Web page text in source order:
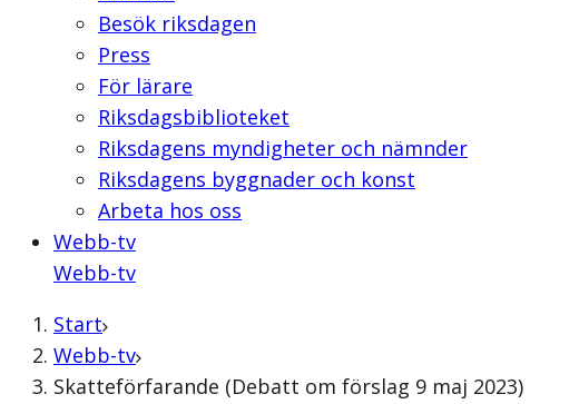
Besök riksdagen
Press
För lärare
Riksdagsbiblioteket
Riksdagens myndigheter och nämnder
Riksdagens byggnader och konst
Arbeta hos oss
Webb-tv
Webb-tv
Start
Webb-tv
Skatteförfarande (Debatt om förslag 9 maj 2023)